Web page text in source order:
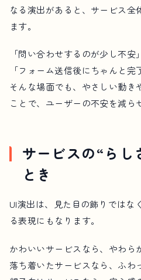
なる演出があると、サービス全
ます。
「問い合わせするのが少し不安」
「フォーム送信後にちゃんと完
そんな場面でも、やさしい動き
ことで、ユーザーの不安を減ら
サービスの“らし
とき
UI演出は、見た目の飾りではな
る表現にもなります。
かわいいサービスなら、やわら
落ち着いたサービスなら、ふわ